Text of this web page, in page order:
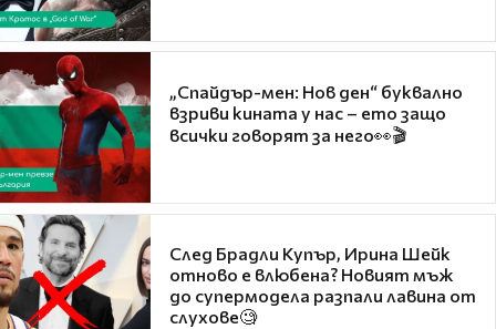
„Спайдър-мен: Нов ден“ буквално
взриви кината у нас – ето защо
всички говорят за него👀🎬
След Брадли Купър, Ирина Шейк
отново е влюбена? Новият мъж
до супермодела разпали лавина от
слухове🧐